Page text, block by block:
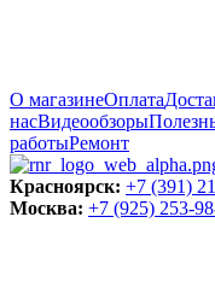
О магазинеОплата
насВидеообзоры
работыРемонт
Красноярск: +7 (391)
Москва: +7 (925) 253-